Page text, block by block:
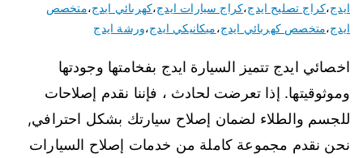
ايدج،كراج تصليح ايدج،كراج سيارات ايدج،كهربائي ايدج،متخصص
ايدج،متخصص كهربائي ايدج،ميكانيكي ايدج،ورشة ايدج
اخصائي ايدج تتميز السيارة ايدج بفخامتها وجودتها
وموثوقيتها. إذا تعرضت لحادث ، فإننا نقدم إصلاحات
للجسم والطلاء لضمان إصلاح سيارتك بشكل احترافي,
نحن نقدم مجموعة كاملة من خدمات إصلاح السيارات